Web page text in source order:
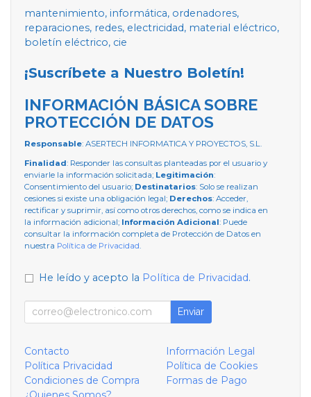
mantenimiento, informática, ordenadores,
reparaciones, redes, electricidad, material eléctrico,
boletín eléctrico, cie
¡Suscríbete a Nuestro Boletín!
INFORMACIÓN BÁSICA SOBRE
PROTECCIÓN DE DATOS
Responsable: ASERTECH INFORMATICA Y PROYECTOS, S.L.
Finalidad: Responder las consultas planteadas por el usuario y
enviarle la información solicitada; Legitimación:
Consentimiento del usuario; Destinatarios: Solo se realizan
cesiones si existe una obligación legal; Derechos: Acceder,
rectificar y suprimir, así como otros derechos, como se indica en
la información adicional; Información Adicional: Puede
consultar la información completa de Protección de Datos en
nuestra Política de Privacidad
He leído y acepto la Política de Privacidad.
Enviar
Contacto
Información Legal
Política Privacidad
Política de Cookies
Condiciones de Compra
Formas de Pago